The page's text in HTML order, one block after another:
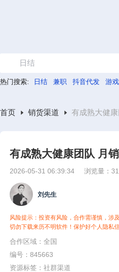
日结
热门搜索: 日结 兼职 抖音代发 游戏
首页 销货渠道 有成熟大健
有成熟大健康团队 月
2026-05-31 06:39:34 浏览量：
刘先生
风险提示：投资有风险，合作需谨慎，涉
切勿下载来历不明软件！保护好个人隐私
合作区域：全国
编号：845663
资源标签： 社群渠道